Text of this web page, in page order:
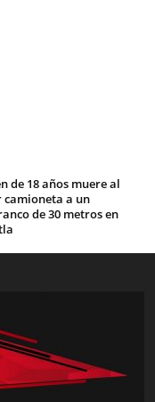
de 18 años muere al
camioneta a un
de 30 metros en